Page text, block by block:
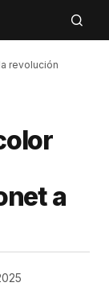
revolución
a